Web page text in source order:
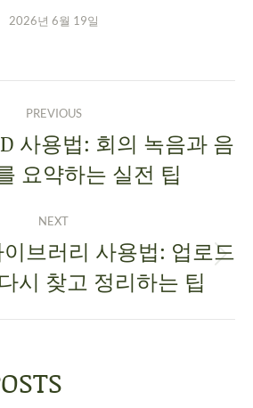
2026년 6월 19일
PREVIOUS
사용법: 회의 녹음과 음
요약하는 실전 팁
NEXT
이브러리 사용법: 업로드
시 찾고 정리하는 팁